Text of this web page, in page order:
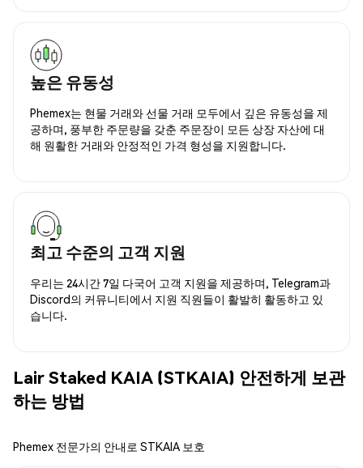
높은 유동성
Phemex는 현물 거래와 선물 거래 모두에서 깊은 유동성을 제
공하며, 풍부한 주문량을 갖춘 주문장이 모든 상장 자산에 대
해 원활한 거래와 안정적인 가격 형성을 지원합니다.
최고 수준의 고객 지원
우리는 24시간 7일 다국어 고객 지원을 제공하며, Telegram과
Discord의 커뮤니티에서 지원 직원들이 활발히 활동하고 있
습니다.
Lair Staked KAIA (STKAIA) 안전하게 보관
하는 방법
Phemex 전문가의 안내로 STKAIA 보호